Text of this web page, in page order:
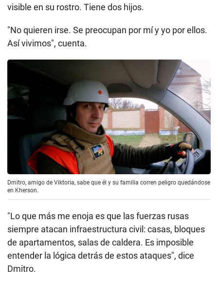
visible en su rostro. Tiene dos hijos.
"No quieren irse. Se preocupan por mí y yo por ellos.
Así vivimos", cuenta.
Dmitro, amigo de Viktoria, sabe que él y su familia corren peligro quedándose
en Kherson.
"Lo que más me enoja es que las fuerzas rusas
siempre atacan infraestructura civil: casas, bloques
de apartamentos, salas de caldera. Es imposible
entender la lógica detrás de estos ataques", dice
Dmitro.